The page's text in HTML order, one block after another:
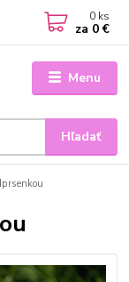
Menu
Hľadať
0 ks
za 0 €